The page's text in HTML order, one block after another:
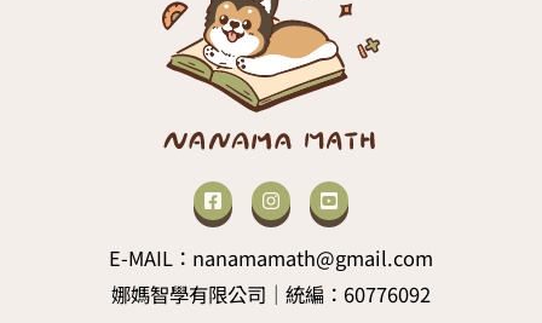
E-MAIL：nanamamath@gmail.com
娜媽智學有限公司｜統編：60776092